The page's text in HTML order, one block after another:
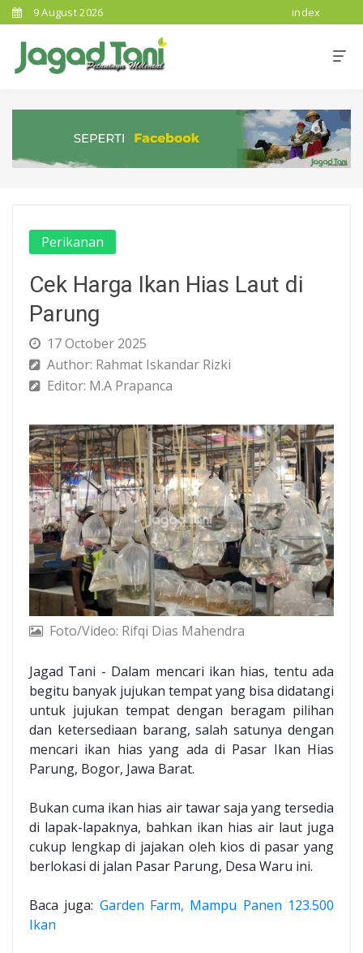
9 August 2026 index
Perikanan
Cek Harga Ikan Hias Laut di
Parung
17 October 2025
Author: Rahmat Iskandar Rizki
Editor: M.A Prapanca
Foto/Video: Rifqi Dias Mahendra
Jagad Tani - Dalam mencari ikan hias, tentu ada
begitu banyak jujukan tempat yang bisa didatangi
untuk jujukan tempat dengan beragam pilihan
dan ketersediaan barang, salah satunya dengan
mencari ikan hias yang ada di Pasar Ikan Hias
Parung, Bogor, Jawa Barat.
Bukan cuma ikan hias air tawar saja yang tersedia
di lapak-lapaknya, bahkan ikan hias air laut juga
cukup lengkap di jajakan oleh kios di pasar yang
berlokasi di jalan Pasar Parung, Desa Waru ini.
Baca juga: Garden Farm, Mampu Panen 123.500
Ikan